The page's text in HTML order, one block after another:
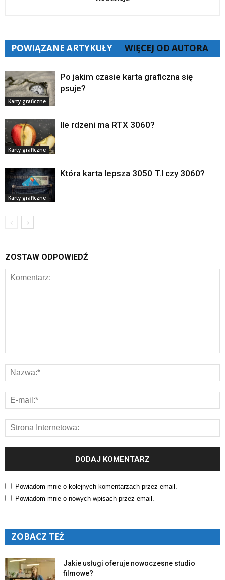
POWIĄZANE ARTYKUŁY WIĘCEJ OD AUTORA
Karty graficzne
Po jakim czasie karta graficzna się
psuje?
Karty graficzne
Ile rdzeni ma RTX 3060?
Karty graficzne
Która karta lepsza 3050 T.I czy 3060?
ZOSTAW ODPOWIEDŹ
Powiadom mnie o kolejnych komentarzach przez email.
Powiadom mnie o nowych wpisach przez email.
ZOBACZ TEŻ
Jakie usługi oferuje nowoczesne studio
filmowe?